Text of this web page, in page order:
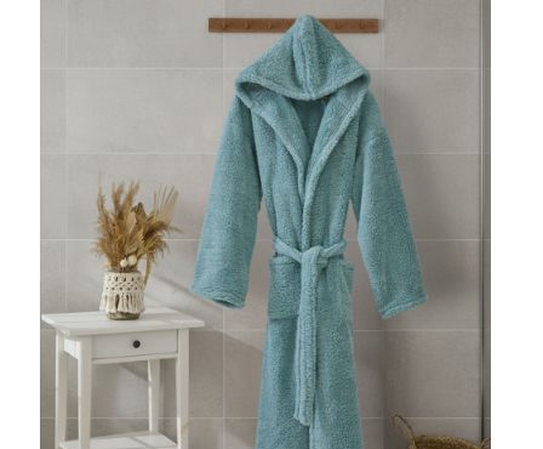
Lenjerii De Pat Bumbac Poplin 2
Lenjerii De Pat Bumbac Poplin,
Matlasate, 2 Persoane
Lenjerii De Pat Bumbac Satinat 2
Persoane
Lenjerii De Pat Volanase
Lenjerii De Pat, Finet Premium 3D,
2 Persoane
Lenjerii De Pat Jacquard
Lenjerii De Pat Catifea